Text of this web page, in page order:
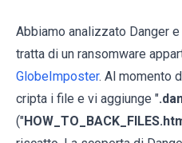
Abbiamo analizzato Danger
tratta di un ransomware
GlobeImposter. Al momento
cripta i file e vi aggiunge "
("